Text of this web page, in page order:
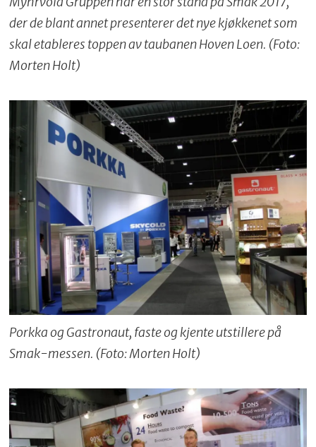
der de blant annet presenterer det nye kjøkkenet som
skal etableres toppen av taubanen Hoven Loen. (Foto:
Morten Holt)
Porkka og Gastronaut, faste og kjente utstillere på
Smak-messen. (Foto: Morten Holt)